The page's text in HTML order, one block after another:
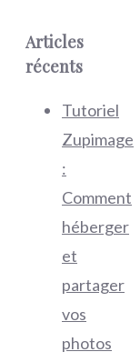
Articles
récents
Tutoriel
Zupimage
:
Comment
héberger
et
partager
vos
photos